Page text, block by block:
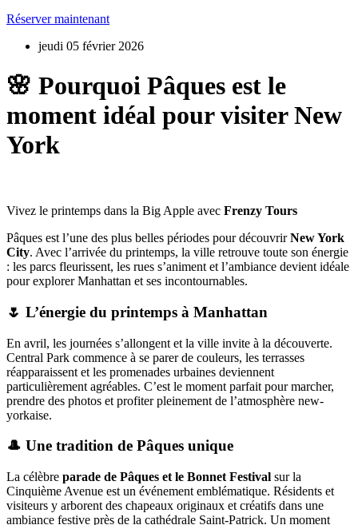
Réserver maintenant
jeudi 05 février 2026
🌸 Pourquoi Pâques est le
moment idéal pour visiter New
York
Vivez le printemps dans la Big Apple avec Frenzy Tours
Pâques est l’une des plus belles périodes pour découvrirNew York
City. Avec l’arrivée du printemps, la ville retrouve toute son énergie
: les parcs fleurissent, les rues s’animent et l’ambiance devient idéale
pour explorer Manhattan et ses incontournables.
🌷 L’énergie du printemps à Manhattan
En avril, les journées s’allongent et la ville invite à la découverte.
Central Park commence à se parer de couleurs, les terrasses
réapparaissent et les promenades urbaines deviennent
particulièrement agréables. C’est le moment parfait pour marcher,
prendre des photos et profiter pleinement de l’atmosphère new-
yorkaise.
🎩 Une tradition de Pâques unique
La célèbre parade de Pâques et le Bonnet Festival sur la
Cinquième Avenue est un événement emblématique. Résidents et
visiteurs y arborent des chapeaux originaux et créatifs dans une
ambiance festive près de la cathédrale Saint-Patrick. Un moment